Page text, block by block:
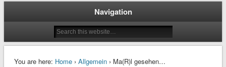
Navigation
You are here: Home› Allgemein› Ma(R)l gesehen…